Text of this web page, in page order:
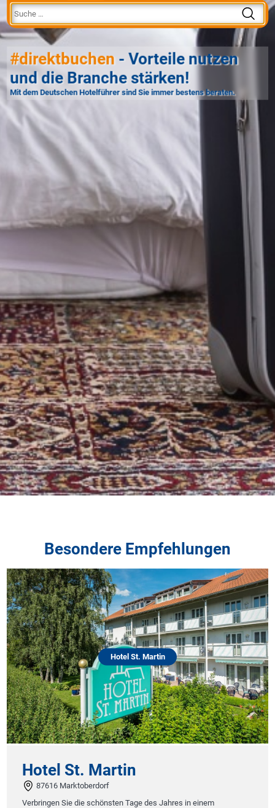
#direktbuchen - Vorteile nutzen
und die Branche stärken!
Mit dem Deutschen Hotelführer sind Sie immer bestens beraten.
Besondere Empfehlungen
Hotel St. Martin
Hotel St. Martin
87616 Marktoberdorf
Verbringen Sie die schönsten Tage des Jahres in einem